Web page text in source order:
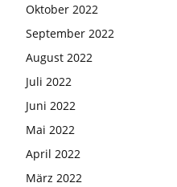
Oktober 2022
September 2022
August 2022
Juli 2022
Juni 2022
Mai 2022
April 2022
März 2022